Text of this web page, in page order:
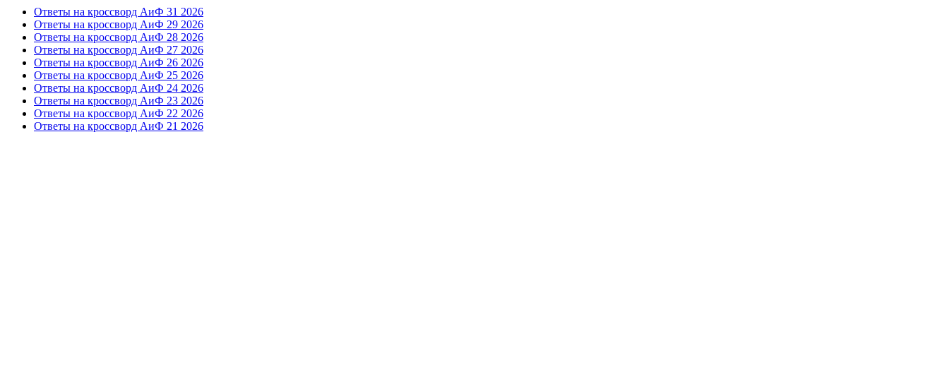
Ответы на кроссворд АиФ 31 2026
Ответы на кроссворд АиФ 29 2026
Ответы на кроссворд АиФ 28 2026
Ответы на кроссворд АиФ 27 2026
Ответы на кроссворд АиФ 26 2026
Ответы на кроссворд АиФ 25 2026
Ответы на кроссворд АиФ 24 2026
Ответы на кроссворд АиФ 23 2026
Ответы на кроссворд АиФ 22 2026
Ответы на кроссворд АиФ 21 2026